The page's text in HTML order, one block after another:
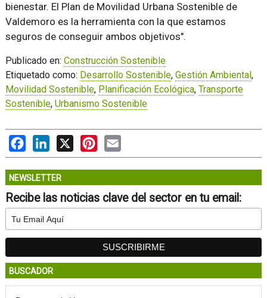
bienestar. El Plan de Movilidad Urbana Sostenible de
Valdemoro es la herramienta con la que estamos
seguros de conseguir ambos objetivos".
Publicado en: Construcción Sostenible
Etiquetado como: Desarrollo Sostenible, Gestión Ambiental,
Movilidad Sostenible, Planificación Ecológica, Transporte
Sostenible, Urbanismo Sostenible
FacebookLinkedIn
X PinterestEmail
NEWSLETTER
Recibe las noticias clave del sector en tu email:
BUSCADOR